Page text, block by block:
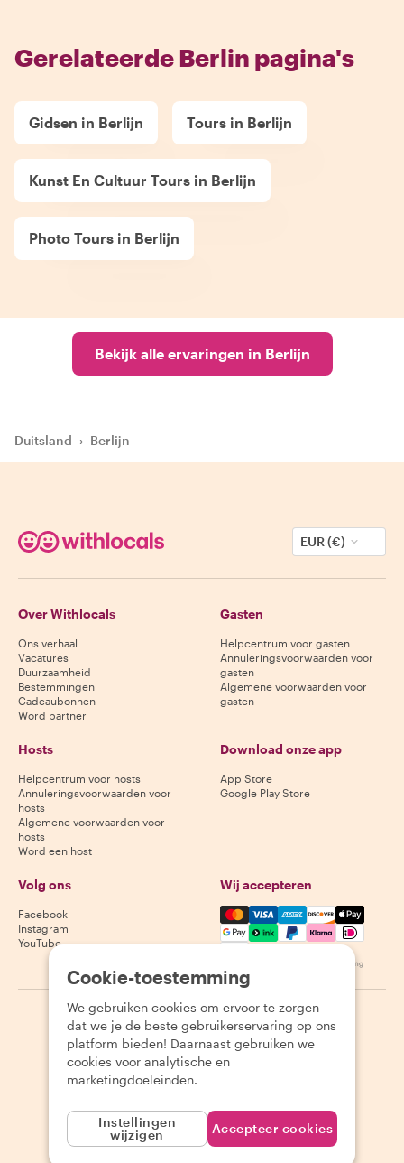
Gerelateerde Berlin pagina's
Gidsen in Berlijn Tours in Berlijn
Kunst En Cultuur Tours in Berlijn
Photo Tours in Berlijn
Bekijk alle ervaringen in Berlijn
Duitsland › Berlijn
EUR (€)
Over Withlocals
Ons verhaal
Vacatures
Duurzaamheid
Bestemmingen
Cadeaubonnen
Word partner
Gasten
Helpcentrum voor gasten
Annuleringsvoorwaarden voor
gasten
Algemene voorwaarden voor
gasten
Hosts
Helpcentrum voor hosts
Annuleringsvoorwaarden voor
hosts
Algemene voorwaarden voor
hosts
Word een host
Download onze app
App Store
Google Play Store
Volg ons
Facebook
Instagram
YouTube
Wij accepteren
Mastercard, Visa, Amex,
Beschikbaarheid varieert per bestemming
2026 Withlocals.com Privacybeleid Cookies
Cookie-toestemming
We gebruiken cookies om ervoor te zorgen
dat we je de beste gebruikerservaring op ons
platform bieden! Daarnaast gebruiken we
cookies voor analytische en
marketingdoeleinden.
Instellingen
wijzigen
Accepteer cookies